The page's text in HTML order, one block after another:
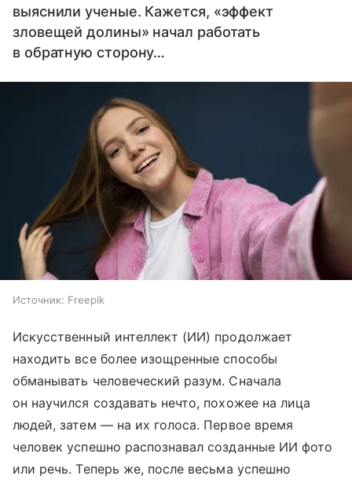
выяснили ученые. Кажется, «эффект
зловещей долины» начал работать
в обратную сторону…
Источник: Freepik
Искусственный интеллект (ИИ) продолжает
находить все более изощренные способы
обманывать человеческий разум. Сначала
он научился создавать нечто, похожее на лица
людей, затем — на их голоса. Первое время
человек успешно распознавал созданные ИИ фото
или речь. Теперь же, после весьма успешно